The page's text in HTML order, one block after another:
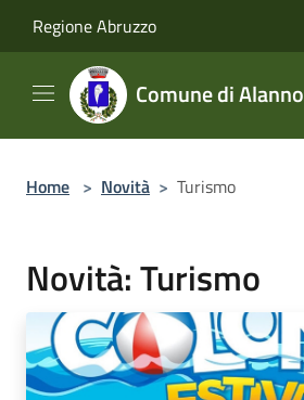
Regione Abruzzo
Comune di Alanno
Home > Novità > Turismo
Novità: Turismo